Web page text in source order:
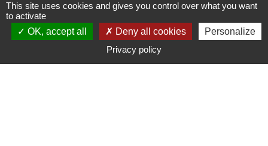
La vache ! Une icône, de
l'Antiquité à la Pop culture
Du 04 juillet au
17 octobre 2026
This site uses cookies and gives you control over what you want
to activate
OK, accept all
Deny all cookies
Personalize
Privacy policy